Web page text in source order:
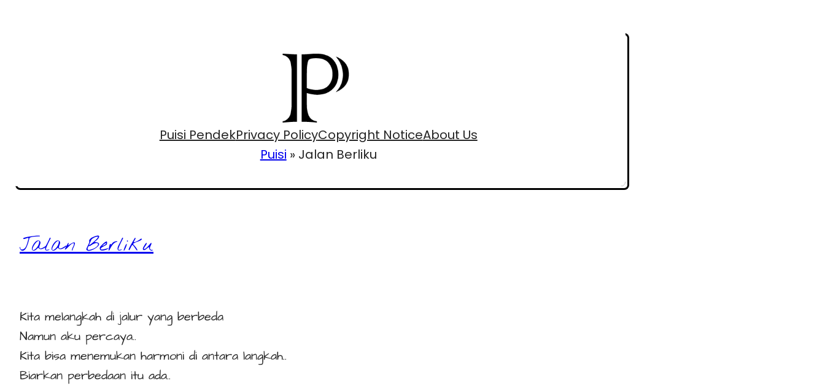
Puisi PendekPrivacy PolicyCopyright NoticeAbout Us
Puisi » Jalan Berliku
Jalan Berliku
Kita melangkah di jalur yang berbeda
Namun aku percaya..
Kita bisa menemukan harmoni di antara langkah..
Biarkan perbedaan itu ada..